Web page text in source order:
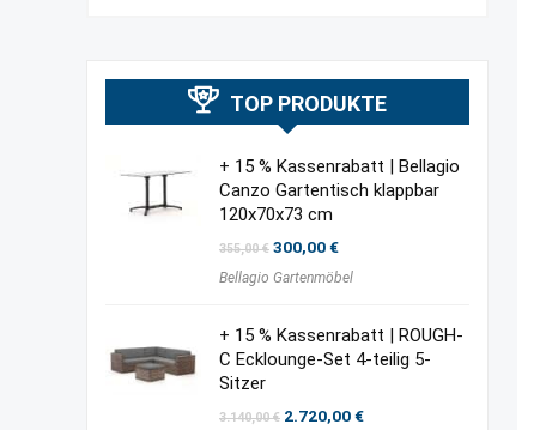
TOP PRODUKTE
+ 15 % Kassenrabatt | Bellagio
Canzo Gartentisch klappbar
120x70x73 cm
355,00€ Ursprünglicher
war:
300,00€Aktueller
ist:
Bellagio Gartenmöbel
+ 15 % Kassenrabatt | ROUGH-
C Ecklounge-Set 4-teilig 5-
Sitzer
3.140,00€ Ursprünglicher
2.720,00€Aktueller